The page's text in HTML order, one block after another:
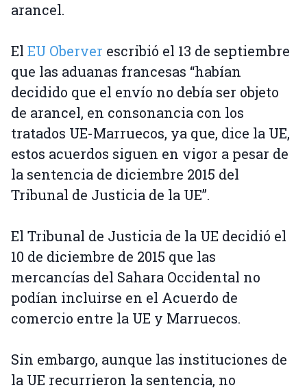
arancel.
El EU Oberver escribió el 13 de septiembre
que las aduanas francesas “habían
decidido que el envío no debía ser objeto
de arancel, en consonancia con los
tratados UE-Marruecos, ya que, dice la UE,
estos acuerdos siguen en vigor a pesar de
la sentencia de diciembre 2015 del
Tribunal de Justicia de la UE”.
El Tribunal de Justicia de la UE decidió el
10 de diciembre de 2015 que las
mercancías del Sahara Occidental no
podían incluirse en el Acuerdo de
comercio entre la UE y Marruecos.
Sin embargo, aunque las instituciones de
la UE recurrieron la sentencia, no